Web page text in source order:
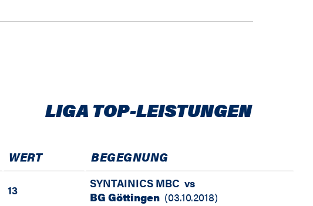
LIGA TOP-LEISTUNGEN
WERT BEGEGNUNG
13 SYNTAINICS MBC vs
BG Göttingen (03.10.2018)